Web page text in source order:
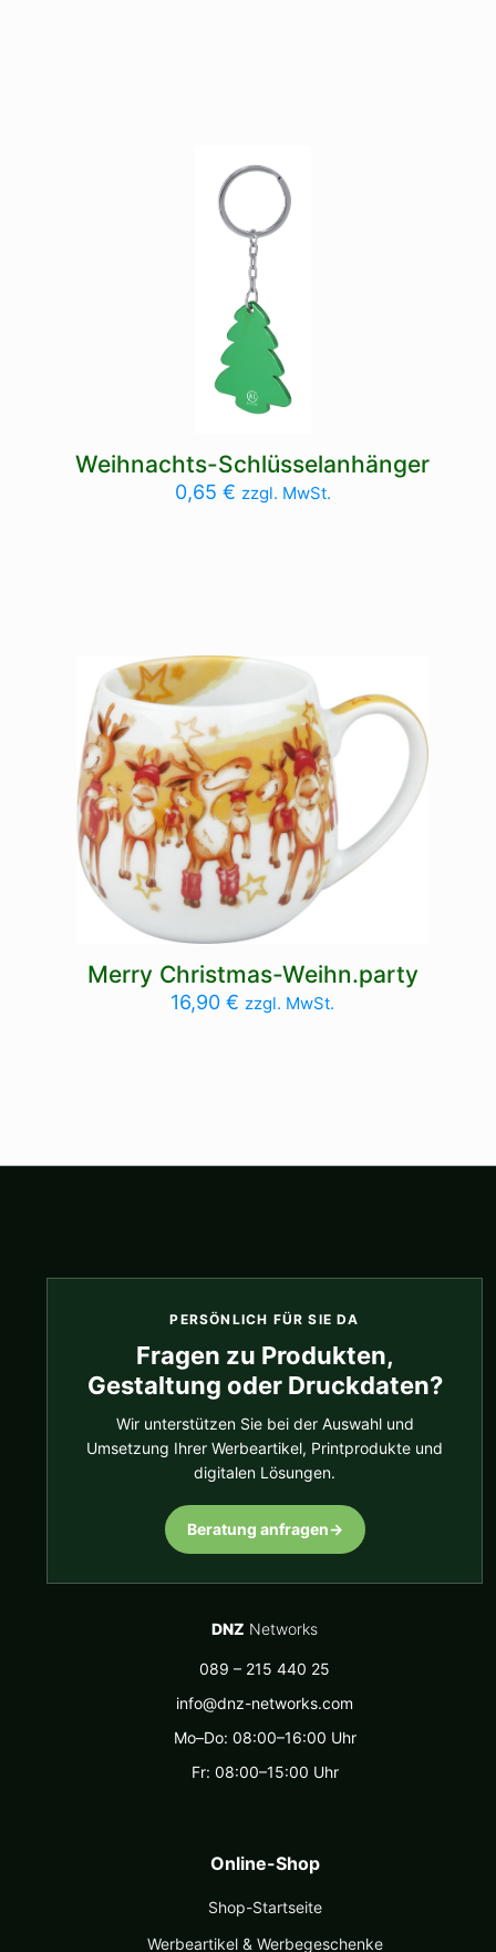
Weihnachts-Schlüsselanhänger
0,65 € zzgl. MwSt.
Merry Christmas-Weihn.party
16,90€ zzgl. MwSt.
PERSÖNLICH FÜR SIE DA
Fragen zu Produkten,
Gestaltung oder Druckdaten?
Wir unterstützen Sie bei der Auswahl und
Umsetzung Ihrer Werbeartikel, Printprodukte und
digitalen Lösungen.
Beratung anfragen→
DNZ Networks
089 – 215 440 25
info@dnz-networks.com
Mo–Do: 08:00–16:00 Uhr
Fr: 08:00–15:00 Uhr
Online-Shop
Shop-Startseite
Werbeartikel & Werbegeschenke